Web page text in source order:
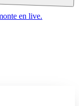
en live.